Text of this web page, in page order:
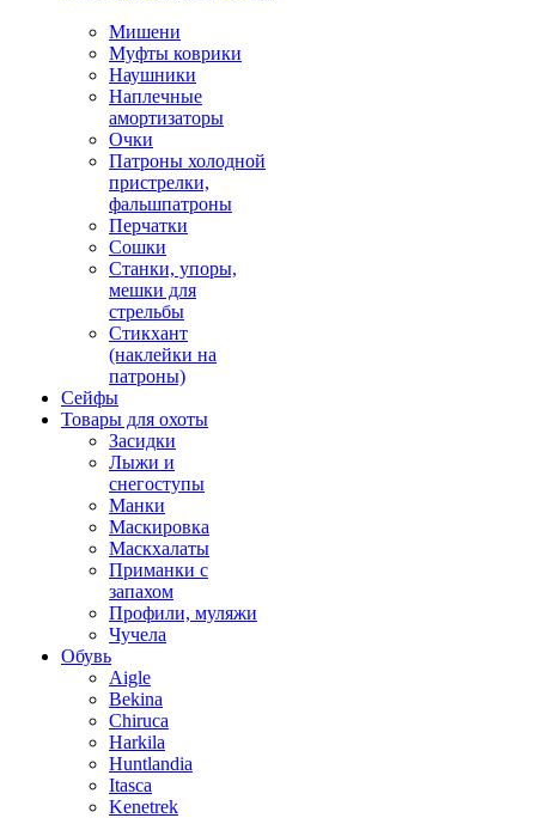
Мишени
Муфты коврики
Наушники
Наплечные
амортизаторы
Очки
Патроны холодной
пристрелки,
фальшпатроны
Перчатки
Сошки
Станки, упоры,
мешки для
стрельбы
Стикхант
(наклейки на
патроны)
Сейфы
Товары для охоты
Засидки
Лыжи и
снегоступы
Манки
Маскировка
Маскхалаты
Приманки с
запахом
Профили, муляжи
Чучела
Обувь
Aigle
Bekina
Chiruсa
Harkila
Huntlandia
Itasca
Kenetrek